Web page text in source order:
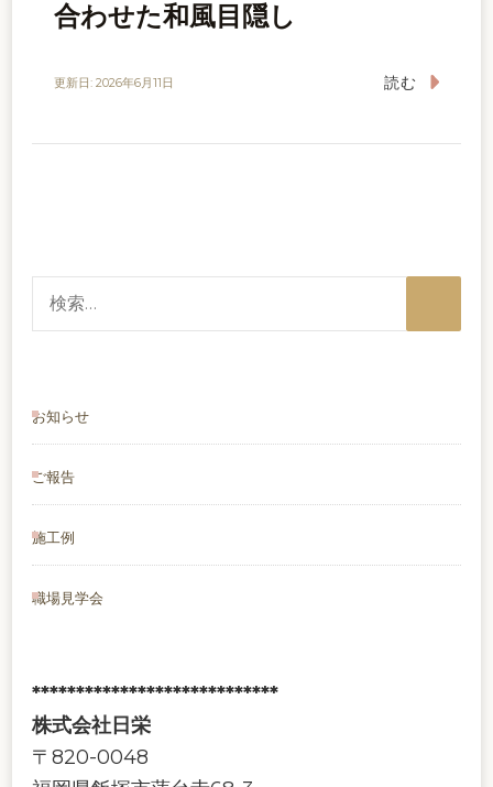
合わせた和風目隠し
更新日: 2026年6月11日 読む
お知らせ
ご報告
施工例
職場見学会
****************************
株式会社日栄
〒820-0048